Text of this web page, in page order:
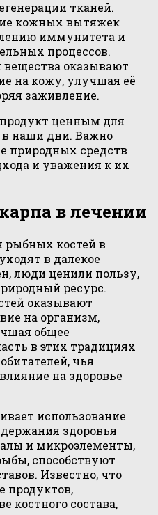
тканей.
кожных вытяжек
иммунитета и
процессов.
оказывают
на кожу, улучшая её
заживление.
ценным для
в наши дни. Важно
природных средств
и уважения к их
в лечении
рыбных костей в
в далекое
люди ценили пользу,
ресурс.
оказывают
на организм,
общее
в этих традициях
чья
на здоровье
использование
здоровья
и микроэлементы,
способствуют
Известно, что
продуктов,
костного состава,